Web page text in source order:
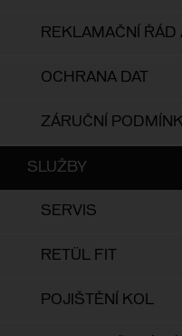
REKLAMAČNÍ ŘÁD
OCHRANA DAT
ZÁRUČNÍ
SLUŽBY
SERVIS
RETÜL FIT
POJIŠTĚNÍ KOL